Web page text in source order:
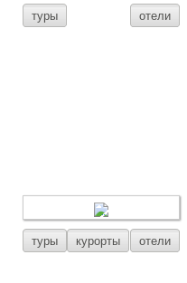
туры отели
туры курорты отели